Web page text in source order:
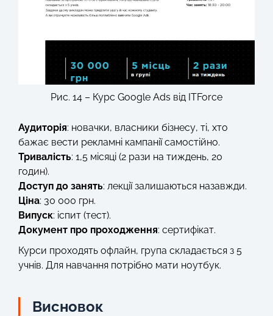
Рис. 14 – Курс Google Ads від ITForce
Аудиторія: новачки, власники бізнесу, ті, хто
бажає вести рекламні кампанії самостійно.
Тривалість: 1,5 місяці (2 рази на тиждень, 20
годин).
Доступ до занять: лекції залишаються назавжди.
Ціна: 30 000 грн.
Випуск: іспит (тест).
Документ про проходження: сертифікат.
Курси проходять офлайн, група складається з 5
учнів. Для навчання потрібно мати ноутбук.
Висновок